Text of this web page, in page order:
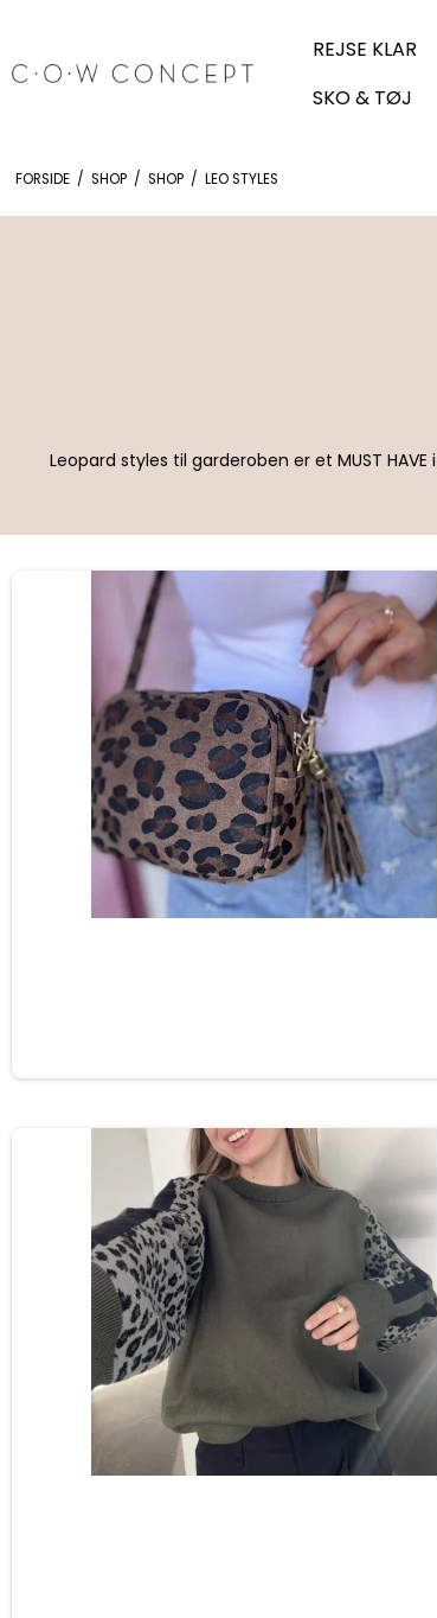
REJSE KLAR
SKO & TØJ
FORSIDE / SHOP / SHOP / LEO STYLES
Leopard styles til garderoben er et MUST